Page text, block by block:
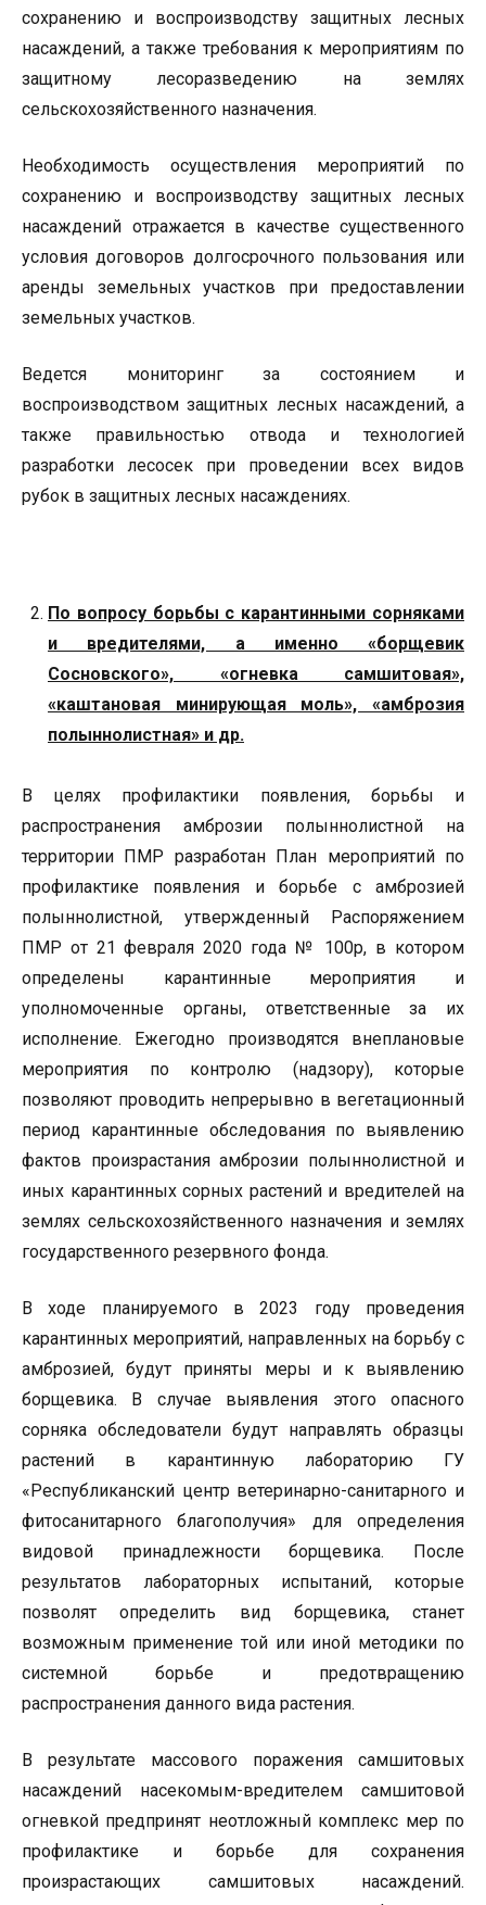
сохранению и воспроизводству защитных лесных
насаждений, а также требования к мероприятиям по
защитному лесоразведению на землях
сельскохозяйственного назначения.
Необходимость осуществления мероприятий по
сохранению и воспроизводству защитных лесных
насаждений отражается в качестве существенного
условия договоров долгосрочного пользования или
аренды земельных участков при предоставлении
земельных участков.
Ведется мониторинг за состоянием и
воспроизводством защитных лесных насаждений, а
также правильностью отвода и технологией
разработки лесосек при проведении всех видов
рубок в защитных лесных насаждениях.
По вопросу борьбы с карантинными сорняками
и вредителями, а именно «борщевик
Сосновского», «огневка самшитовая»,
«каштановая минирующая моль», «амброзия
полыннолистная» и др.
В целях профилактики появления, борьбы и
распространения амброзии полыннолистной на
территории ПМР разработан План мероприятий по
профилактике появления и борьбе с амброзией
полыннолистной, утвержденный Распоряжением
ПМР от 21 февраля 2020 года № 100р, в котором
определены карантинные мероприятия и
уполномоченные органы, ответственные за их
исполнение. Ежегодно производятся внеплановые
мероприятия по контролю (надзору), которые
позволяют проводить непрерывно в вегетационный
период карантинные обследования по выявлению
фактов произрастания амброзии полыннолистной и
иных карантинных сорных растений и вредителей на
землях сельскохозяйственного назначения и землях
государственного резервного фонда.
В ходе планируемого в 2023 году проведения
карантинных мероприятий, направленных на борьбу с
амброзией, будут приняты меры и к выявлению
борщевика. В случае выявления этого опасного
сорняка обследователи будут направлять образцы
растений в карантинную лабораторию ГУ
«Республиканский центр ветеринарно-санитарного и
фитосанитарного благополучия» для определения
видовой принадлежности борщевика. После
результатов лабораторных испытаний, которые
позволят определить вид борщевика, станет
возможным применение той или иной методики по
системной борьбе и предотвращению
распространения данного вида растения.
В результате массового поражения самшитовых
насаждений насекомым-вредителем самшитовой
огневкой предпринят неотложный комплекс мер по
профилактике и борьбе для сохранения
произрастающих самшитовых насаждений.